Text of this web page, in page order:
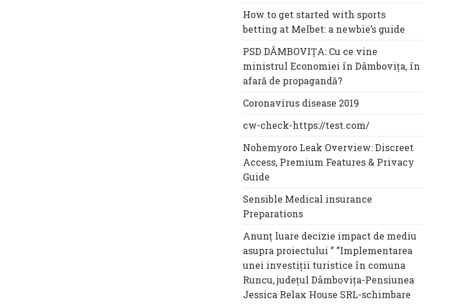
How to get started with sports
betting at Melbet: a newbie’s guide
PSD DÂMBOVIȚA: Cu ce vine
ministrul Economiei în Dâmbovița, în
afară de propagandă?
Coronavirus disease 2019
cw-check-https://test.com/
Nohemyoro Leak Overview: Discreet
Access, Premium Features & Privacy
Guide
Sensible Medical insurance
Preparations
Anunț luare decizie impact de mediu
asupra proiectului ” ”Implementarea
unei investiții turistice în comuna
Runcu, județul Dâmbovița-Pensiunea
Jessica Relax House SRL-schimbare